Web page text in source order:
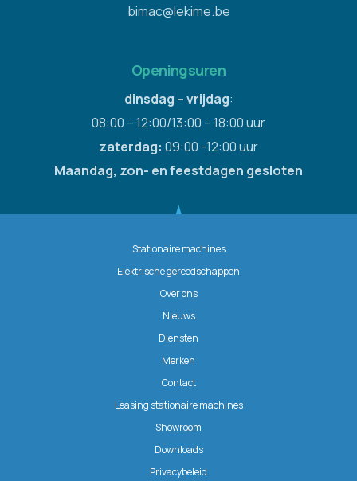
bimac@lekime.be
Openingsuren
dinsdag – vrijdag:
08:00 – 12:00/13:00 – 18:00 uur
zaterdag: 09:00 -12:00 uur
Maandag, zon- en feestdagen gesloten
Stationaire machines
Elektrische gereedschappen
Over ons
Nieuws
Diensten
Merken
Contact
Leasing stationaire machines
Showroom
Downloads
Privacybeleid